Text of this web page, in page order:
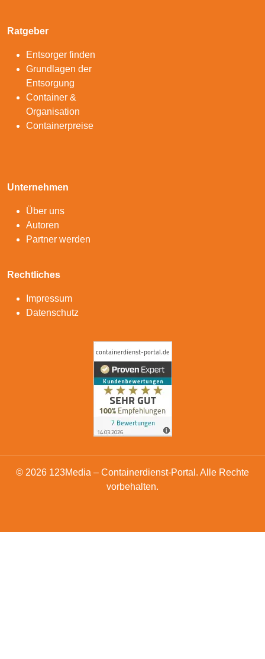
Ratgeber
Entsorger finden
Grundlagen der
Entsorgung
Container &
Organisation
Containerpreise
Unternehmen
Über uns
Autoren
Partner werden
Rechtliches
Impressum
Datenschutz
© 2026 123Media – Containerdienst-Portal. Alle Rechte
vorbehalten.